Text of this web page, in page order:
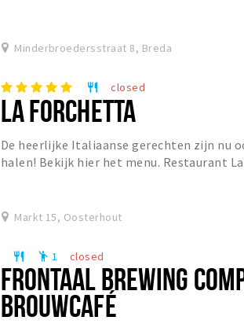
Minderbroedersstraat 8, Breda
restaurant closed
LA FORCHETTA
De heerlijke Italiaanse gerechten zijn nu
halen! Bekijk hier het menu. Restaurant
Markt 15, Oosterhout
restaurant emoji_people 1 closed
FRONTAAL BREWING
BROUWCAFÉ